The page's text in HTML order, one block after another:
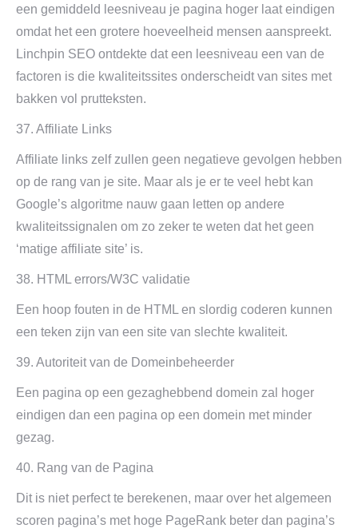
een gemiddeld leesniveau je pagina hoger laat eindigen
omdat het een grotere hoeveelheid mensen aanspreekt.
Linchpin SEO ontdekte dat een leesniveau een van de
factoren is die kwaliteitssites onderscheidt van sites met
bakken vol prutteksten.
37. Affiliate Links
Affiliate links zelf zullen geen negatieve gevolgen hebben
op de rang van je site. Maar als je er te veel hebt kan
Google’s algoritme nauw gaan letten op andere
kwaliteitssignalen om zo zeker te weten dat het geen
‘matige affiliate site’ is.
38. HTML errors/W3C validatie
Een hoop fouten in de HTML en slordig coderen kunnen
een teken zijn van een site van slechte kwaliteit.
39. Autoriteit van de Domeinbeheerder
Een pagina op een gezaghebbend domein zal hoger
eindigen dan een pagina op een domein met minder
gezag.
40. Rang van de Pagina
Dit is niet perfect te berekenen, maar over het algemeen
scoren pagina’s met hoge PageRank beter dan pagina’s